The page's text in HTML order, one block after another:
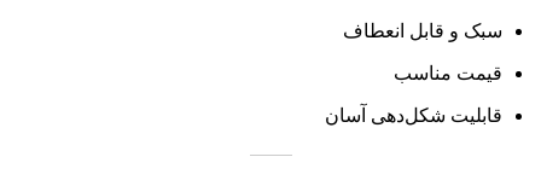
سبک و قابل انعطاف
قیمت مناسب
قابلیت شکل‌دهی آسان